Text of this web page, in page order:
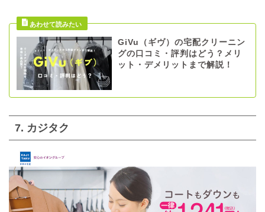
GiVu（ギヴ）の宅配クリーニン
グの口コミ・評判はどう？メリ
ット・デメリットまで解説！
7. カジタク